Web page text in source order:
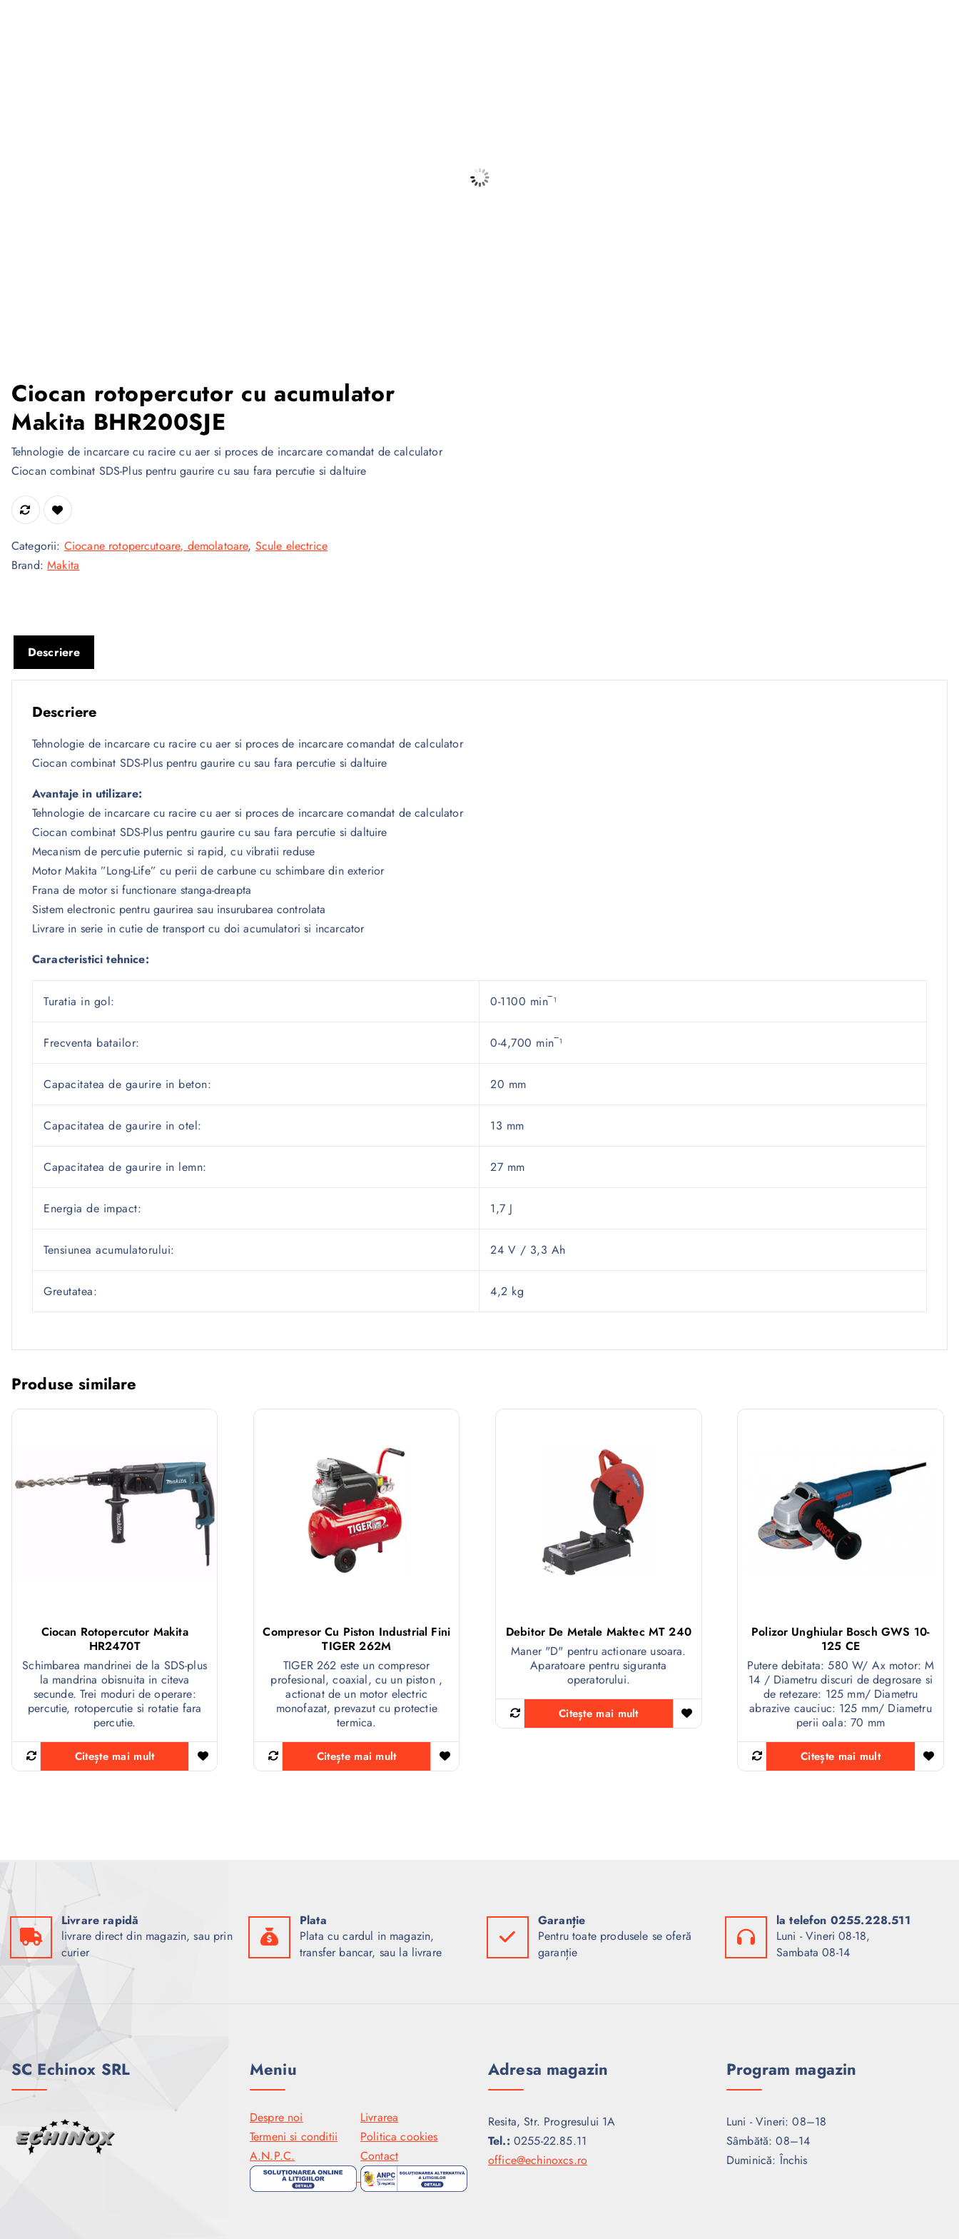
Ciocan rotopercutor cu acumulator
Makita BHR200SJE
Tehnologie de incarcare cu racire cu aer si proces de incarcare comandat de calculator
Ciocan combinat SDS-Plus pentru gaurire cu sau fara percutie si daltuire
Categorii: Ciocane rotopercutoare, demolatoare, Scule electrice
Brand:Makita
Descriere
Descriere
Tehnologie de incarcare cu racire cu aer si proces de incarcare comandat de calculator
Ciocan combinat SDS-Plus pentru gaurire cu sau fara percutie si daltuire
Avantaje in utilizare:
Tehnologie de incarcare cu racire cu aer si proces de incarcare comandat de calculator
Ciocan combinat SDS-Plus pentru gaurire cu sau fara percutie si daltuire
Mecanism de percutie puternic si rapid, cu vibratii reduse
Motor Makita ”Long-Life” cu perii de carbune cu schimbare din exterior
Frana de motor si functionare stanga-dreapta
Sistem electronic pentru gaurirea sau insurubarea controlata
Livrare in serie in cutie de transport cu doi acumulatori si incarcator
Caracteristici tehnice:
Turatia in gol: 0-1100 min‾¹
Frecventa batailor: 0-4,700 min‾¹
Capacitatea de gaurire in beton: 20 mm
Capacitatea de gaurire in otel: 13 mm
Capacitatea de gaurire in lemn: 27 mm
Energia de impact: 1,7 J
Tensiunea acumulatorului: 24 V / 3,3 Ah
Greutatea: 4,2 kg
Produse similare
Ciocan Rotopercutor Makita
HR2470T
Schimbarea mandrinei de la SDS-plus
la mandrina obisnuita in citeva
secunde. Trei moduri de operare:
percutie, rotopercutie si rotatie fara
percutie.
Citește mai mult
Compresor Cu Piston Industrial Fini
TIGER 262M
TIGER 262 este un compresor
profesional, coaxial, cu un piston ,
actionat de un motor electric
monofazat, prevazut cu protectie
termica.
Citește mai mult
Debitor De Metale Maktec MT 240
Maner "D" pentru actionare usoara.
Aparatoare pentru siguranta
operatorului.
Citește mai mult
Polizor Unghiular Bosch GWS 10-
125 CE
Putere debitata: 580 W/ Ax motor: M
14 / Diametru discuri de degrosare si
de retezare: 125 mm/ Diametru
abrazive cauciuc: 125 mm/ Diametru
perii oala: 70 mm
Citește mai mult
Livrare rapidă
livrare direct din magazin, sau prin
curier
Plata
Plata cu cardul in magazin,
transfer bancar, sau la livrare
Garanție
Pentru toate produsele se oferă
garanție
la telefon 0255.228.511
Luni - Vineri 08-18,
Sambata 08-14
SC Echinox SRL Meniu
Despre noi
Livrarea
Termeni si conditii
Politica cookies
A.N.P.C.
Contact
Adresa magazin
Resita, Str. Progresului 1A
Tel.: 0255-22.85.11
office@echinoxcs.ro
Program magazin
Luni - Vineri: 08–18
Sâmbătă: 08–14
Duminică: Închis